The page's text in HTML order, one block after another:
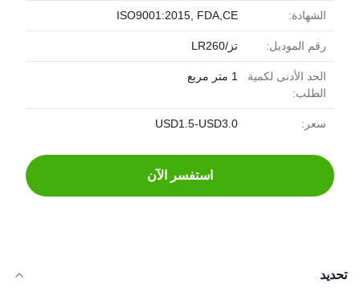
الشهادة: ISO9001:2015, FDA,CE
رقم الموديل: تز/LR260
الحد الأدنى لكمية
الطلب:
1 متر مربع
سعر: USD1.5-USD3.0
استفسر الآن
تحديد